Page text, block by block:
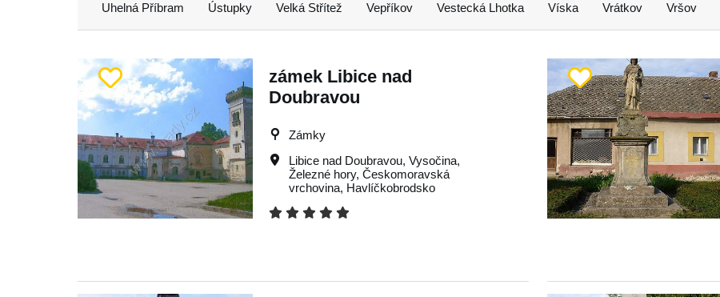
Uhelná Příbram
Ústupky Velká Střítež Vepříkov Vestecká Lhotka Víska Vrátkov Vršov
zámek Libice nad
Doubravou
Zámky
Libice nad Doubravou,Vysočina,
Železné hory,Českomoravská
vrchovina, Havlíčkobrodsko